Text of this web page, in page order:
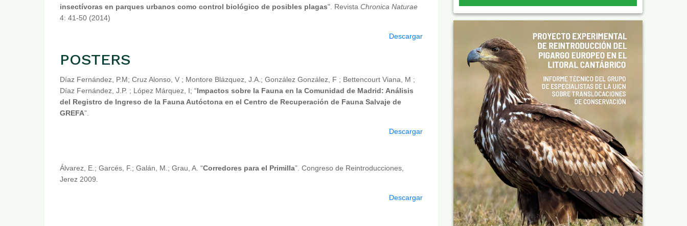
insectívoras en parques urbanos como control biológico de posibles plagas". Revista Chronica Naturae
4: 41-50 (2014)
Descargar
POSTERS
Díaz Fernández, P.M; Cruz Alonso, V ; Montore Blázquez, J.A.; González González, F ; Bettencourt Viana, M ;
Díaz Fernández, J.P. ; López Márquez, I; “Impactos sobre la Fauna en la Comunidad de Madrid: Análisis
del Registro de Ingreso de la Fauna Autóctona en el Centro de Recuperación de Fauna Salvaje de
GREFA”.
Descargar
Álvarez, E.; Garcés, F.; Galán, M.; Grau, A. “Corredores para el Primilla”. Congreso de Reintroducciones,
Jerez 2009.
Descargar